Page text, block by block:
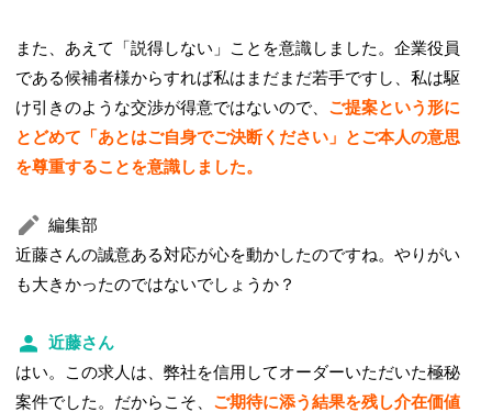
また、あえて「説得しない」ことを意識しました。企業役員
である候補者様からすれば私はまだまだ若手ですし、私は駆
け引きのような交渉が得意ではないので、 ご提案という形に
とどめて「あとはご自身でご決断ください」とご本人の意思
を尊重することを意識しました。
編集部
近藤さんの誠意ある対応が心を動かしたのですね。やりがい
も大きかったのではないでしょうか？
近藤さん
はい。この求人は、弊社を信用してオーダーいただいた極秘
案件でした。だからこそ、 ご期待に添う結果を残し介在価値